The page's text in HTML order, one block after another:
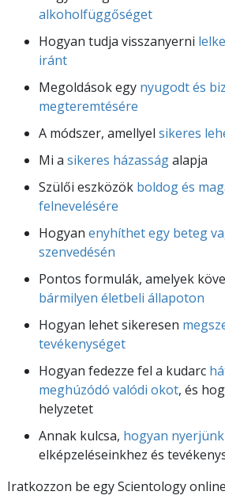
alkoholfüggőséget
Hogyan tudja visszanyerni
iránt
Megoldások egy nyugodt és
megteremtésére
A módszer, amellyel sikeres
Mi a sikeres házasságalapja
Szülői eszközök boldog és
felnevelésére
Hogyan enyhíthet egy beteg
szenvedésén
Pontos formulák, amelyek
bármilyen életbeli állapoton
Hogyan lehet sikeresen
tevékenységet
Hogyan fedezze fel a kudarc
meghúzódó valódi okot, és
helyzetet
Annak kulcsa, hogyan
elképzeléseinkhez és
Iratkozzon be egy Scientology